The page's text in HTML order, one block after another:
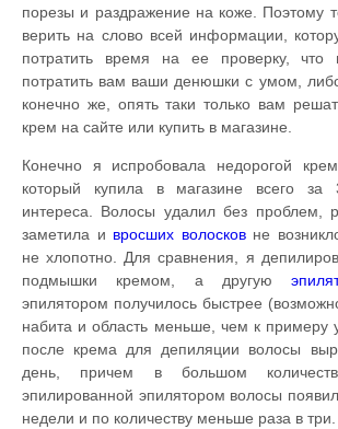
порезы и раздражение на коже. Поэтому
верить на слово всей информации,
потратить время на ее проверку, что
потратить вам ваши денюшки с умом,
конечно же, опять таки только вам
крем на сайте или купить в магазине.
Конечно я испробовала недорогой
который купила в магазине всего за
интереса. Волосы удалил без проблем,
заметила и вросших волосковне
не хлопотно. Для сравнения, я
подмышки кремом, а другую
эпилятором получилось быстрее
набита и область меньше, чем к примеру
после крема для депиляции волосы
день, причем в большом
эпилированной эпилятором волосы
недели и по количеству меньше раза в три.